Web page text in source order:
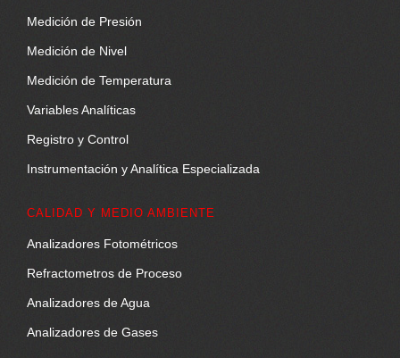
Medición de Presión
Medición de Nivel
Medición de Temperatura
Variables Analíticas
Registro y Control
Instrumentación y Analítica Especializada
CALIDAD Y MEDIO AMBIENTE
Analizadores Fotométricos
Refractometros de Proceso
Analizadores de Agua
Analizadores de Gases